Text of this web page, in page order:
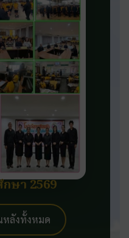
ษา 2569
ลังทั้งหมด